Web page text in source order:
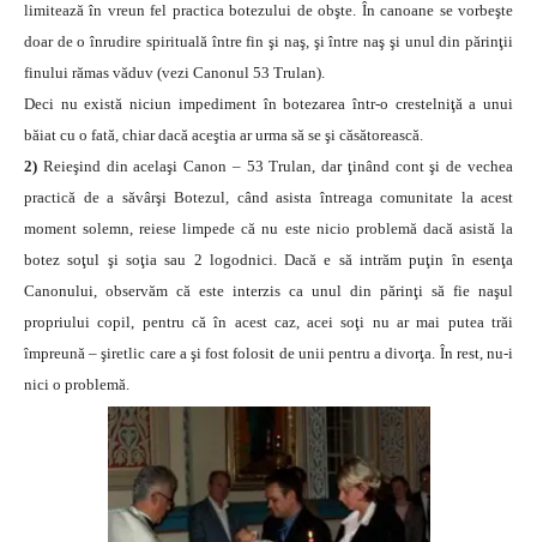
limitează în vreun fel practica botezului de obşte. În canoane se vorbeşte
doar de o înrudire spirituală între fin şi naş, şi între naş şi unul din părinţii
finului rămas văduv (vezi Canonul 53 Trulan).
Deci nu există niciun impediment în botezarea într-o crestelniţă a unui
băiat cu o fată, chiar dacă aceştia ar urma să se şi căsătorească.
2) Reieşind din acelaşi Canon – 53 Trulan, dar ţinând cont şi de vechea
practică de a săvârşi Botezul, când asista întreaga comunitate la acest
moment solemn, reiese limpede că nu este nicio problemă dacă asistă la
botez soţul şi soţia sau 2 logodnici. Dacă e să intrăm puţin în esenţa
Canonului, observăm că este interzis ca unul din părinţi să fie naşul
propriului copil, pentru că în acest caz, acei soţi nu ar mai putea trăi
împreună – şiretlic care a şi fost folosit de unii pentru a divorţa. În rest, nu-i
nici o problemă.